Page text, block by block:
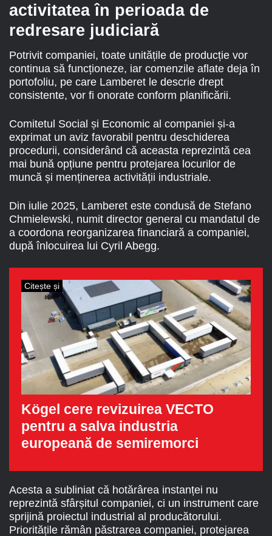
activitatea în perioada de
redresare judiciară
Potrivit companiei, toate unitățile de producție vor
continua să funcționeze, iar comenzile aflate deja în
portofoliu, pe care Lamberet le descrie drept
consistente, vor fi onorate conform planificării.
Comitetul Social și Economic al companiei și-a
exprimat un aviz favorabil pentru deschiderea
procedurii, considerând că aceasta reprezintă cea
mai bună opțiune pentru protejarea locurilor de
muncă și menținerea activității industriale.
Din iulie 2025, Lamberet este condusă de Stefano
Chmielewski, numit director general cu mandatul de
a coordona reorganizarea financiară a companiei,
după înlocuirea lui Cyril Abegg.
Citește și
Kögel cere revizuirea VECTO
pentru a salva industria
europeană de semiremorci
Acesta a subliniat că hotărârea instanței nu
reprezintă sfârșitul companiei, ci un instrument care
sprijină proiectul industrial al producătorului.
Prioritățile rămân păstrarea companiei, protejarea